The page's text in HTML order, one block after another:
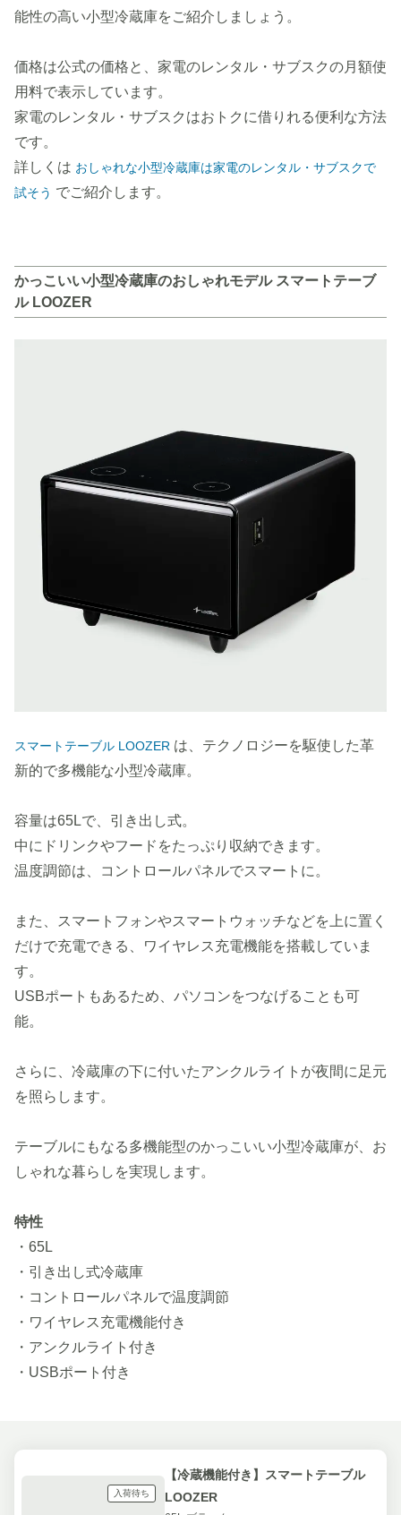
能性の高い小型冷蔵庫をご紹介しましょう。
価格は公式の価格と、家電のレンタル・サブスクの月額使
用料で表示しています。
家電のレンタル・サブスクはおトクに借りれる便利な方法
です。
詳しくは おしゃれな小型冷蔵庫は家電のレンタル・サブスクで
試そう でご紹介します。
かっこいい小型冷蔵庫のおしゃれモデル スマートテーブ
ル LOOZER
スマートテーブル LOOZER は、テクノロジーを駆使した革
新的で多機能な小型冷蔵庫。
容量は65Lで、引き出し式。
中にドリンクやフードをたっぷり収納できます。
温度調節は、コントロールパネルでスマートに。
また、スマートフォンやスマートウォッチなどを上に置く
だけで充電できる、ワイヤレス充電機能を搭載していま
す。
USBポートもあるため、パソコンをつなげることも可
能。
さらに、冷蔵庫の下に付いたアンクルライトが夜間に足元
を照らします。
テーブルにもなる多機能型のかっこいい小型冷蔵庫が、お
しゃれな暮らしを実現します。
特性
・65L
・引き出し式冷蔵庫
・コントロールパネルで温度調節
・ワイヤレス充電機能付き
・アンクルライト付き
・USBポート付き
入荷待ち
【冷蔵機能付き】スマートテーブル
LOOZER